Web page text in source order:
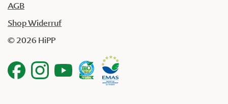
AGB
Shop Widerruf
© 2026 HiPP